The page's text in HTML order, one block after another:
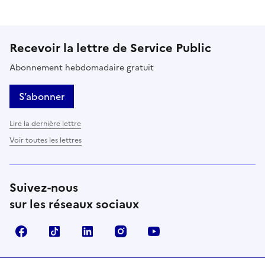
Recevoir la lettre de Service Public
Abonnement hebdomadaire gratuit
S’abonner
Lire la dernière lettre
Voir toutes les lettres
Suivez-nous
sur les réseaux sociaux
FacebookTikTok LinkedIn Instagram